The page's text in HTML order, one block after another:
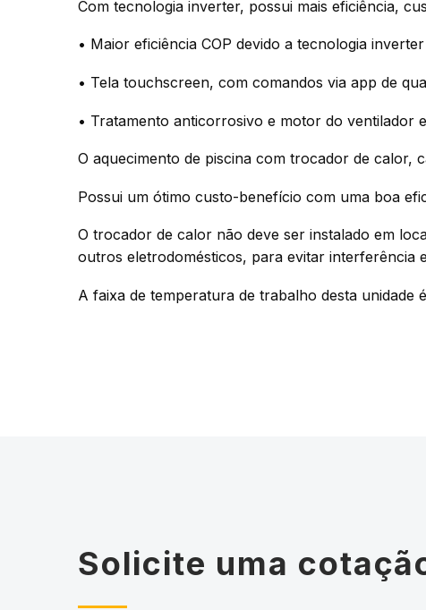
Com tecnologia inverter, possui mais eficiência,
• Maior eficiência COP devido a tecnologia
• Tela touchscreen, com comandos via app de
• Tratamento anticorrosivo e motor do ventilador
O aquecimento de piscina com trocador de calor,
Possui um ótimo custo-benefício com uma boa
O trocador de calor não deve ser instalado em
outros eletrodomésticos, para evitar interferência
A faixa de temperatura de trabalho desta unidade
Solicite uma